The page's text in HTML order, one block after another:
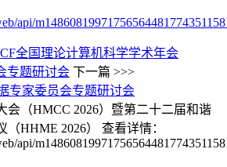
api/
全国理论计算机科学学术年会
专题研讨会 下一篇 >>>
专家委员会专题研讨会
会（HMCC 2026）暨第二十二届和谐
HHME 2026）
查看详情：
api/